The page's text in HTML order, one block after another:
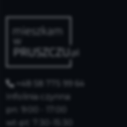
+48 58 775 99 64
Infolinia czynna:
wt-pt: 7:30-15:30